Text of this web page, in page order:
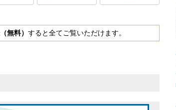
無料） すると全てご覧いただけます。